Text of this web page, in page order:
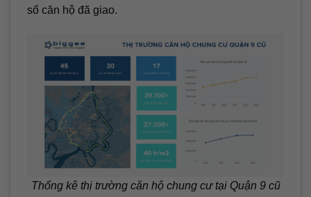
số căn hộ đã giao.
Thống kê thị trường căn hộ chung cư tại Quận 9 cũ